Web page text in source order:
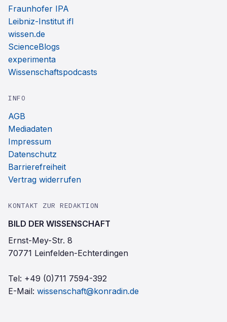
Fraunhofer IPA
Leibniz-Institut ifl
wissen.de
ScienceBlogs
experimenta
Wissenschaftspodcasts
INFO
AGB
Mediadaten
Impressum
Datenschutz
Barrierefreiheit
Vertrag widerrufen
KONTAKT ZUR REDAKTION
BILD DER WISSENSCHAFT
Ernst-Mey-Str. 8
70771 Leinfelden-Echterdingen
Tel: +49 (0)711 7594-392
E-Mail: wissenschaft@konradin.de